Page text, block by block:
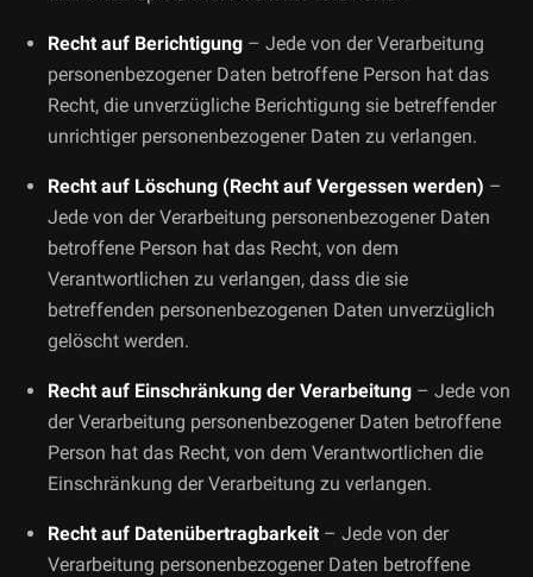
Recht auf Berichtigung – Jede von der Verarbeitung
personenbezogener Daten betroffene Person hat das
Recht, die unverzügliche Berichtigung sie betreffender
unrichtiger personenbezogener Daten zu verlangen.
Recht auf Löschung (Recht auf Vergessen werden) –
Jede von der Verarbeitung personenbezogener Daten
betroffene Person hat das Recht, von dem
Verantwortlichen zu verlangen, dass die sie
betreffenden personenbezogenen Daten unverzüglich
gelöscht werden.
Recht auf Einschränkung der Verarbeitung – Jede von
der Verarbeitung personenbezogener Daten betroffene
Person hat das Recht, von dem Verantwortlichen die
Einschränkung der Verarbeitung zu verlangen.
Recht auf Datenübertragbarkeit– Jede von der
Verarbeitung personenbezogener Daten betroffene